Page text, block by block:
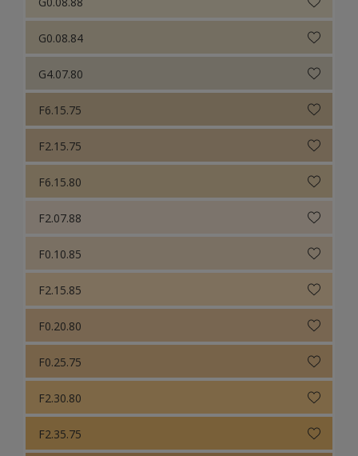
G0.08.84
G4.07.80
F6.15.75
F2.15.75
F6.15.80
F2.07.88
F0.10.85
F2.15.85
F0.20.80
F0.25.75
F2.30.80
F2.35.75